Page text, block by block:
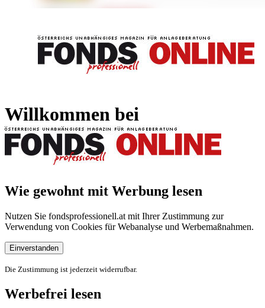
Willkommen bei
Wie gewohnt mit Werbung lesen
Nutzen Sie fondsprofessionell.at mit Ihrer Zustimmung zur
Verwendung von Cookies für Webanalyse und Werbemaßnahmen.
Einverstanden
Die Zustimmung ist jederzeit widerrufbar.
Werbefrei lesen